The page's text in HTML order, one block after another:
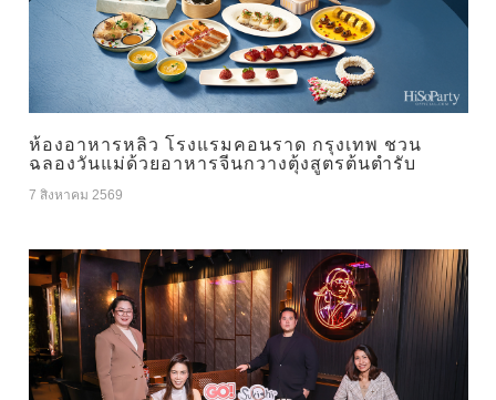
ห้องอาหารหลิว โรงแรมคอนราด กรุงเทพ ชวน
ฉลองวันแม่ด้วยอาหารจีนกวางตุ้งสูตรต้นตำรับ
7 สิงหาคม 2569